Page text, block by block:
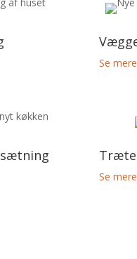
Se mere
Se mere